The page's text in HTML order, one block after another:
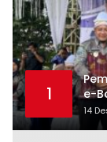
1
e-
14